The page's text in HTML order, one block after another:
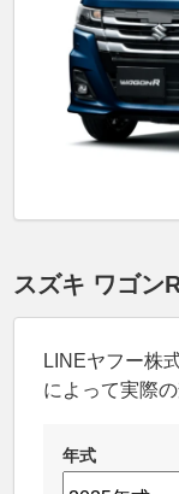
スズキ ワゴン
LINEヤフー株
によって実際
年式